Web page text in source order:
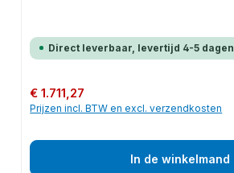
Direct leverbaar, levertijd 4-5 dagen
Normale prijs:
€ 1.711,27
Prijzen incl. BTW en excl. verzendkosten
In de winkelmand